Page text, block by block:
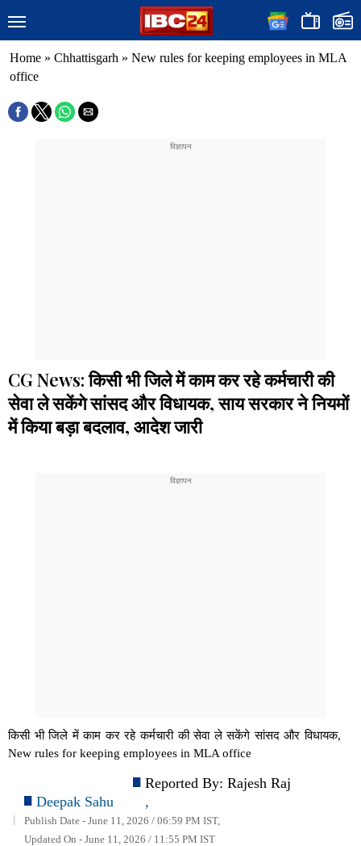
Home » Chhattisgarh » New rules for keeping employees in MLA
office
CG News: किसी भी जिले में काम कर रहे कर्मचारी की
सेवा ले सकेंगे सांसद और विधायक, साय सरकार ने नियमों
में किया बड़ा बदलाव, आदेश जारी
किसी भी जिले में काम कर रहे कर्मचारी की सेवा ले सकेंगे सांसद और विधायक,
New rules for keeping employees in MLA office
Deepak Sahu
Reported By: Rajesh Raj
,
Publish Date - June 11, 2026 / 06:59 PM IST,
Updated On - June 11, 2026 / 11:55 PM IST